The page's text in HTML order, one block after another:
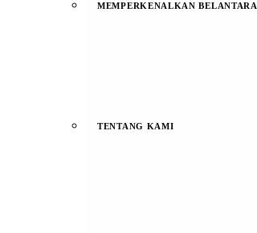
MEMPERKENALKAN BELANTARA
TENTANG KAMI